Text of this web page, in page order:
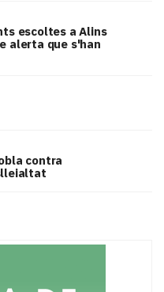
escoltes a Alins
alerta que s'han
contra